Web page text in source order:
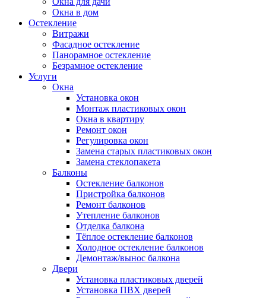
Окна в дом
Остекление
Витражи
Фасадное остекление
Панорамное остекление
Безрамное остекление
Услуги
Окна
Установка окон
Монтаж пластиковых окон
Окна в квартиру
Ремонт окон
Регулировка окон
Замена старых пластиковых окон
Замена стеклопакета
Балконы
Остекление балконов
Пристройка балконов
Ремонт балконов
Утепление балконов
Отделка балкона
Тёплое остекление балконов
Холодное остекление балконов
Демонтаж/вынос балкона
Двери
Установка пластиковых дверей
Установка ПВХ дверей